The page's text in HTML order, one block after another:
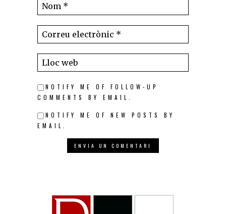
NOTIFY ME OF FOLLOW-UP
COMMENTS BY EMAIL.
NOTIFY ME OF NEW POSTS BY
EMAIL.